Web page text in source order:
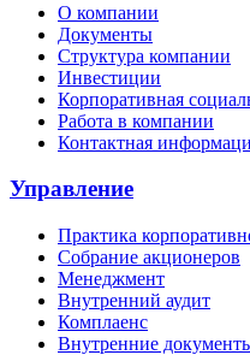
О компании
Документы
Структура компании
Инвестиции
Корпоративная
Работа в компании
Контактная
Управление
Практика
Собрание акционеров
Менеджмент
Внутренний аудит
Комплаенс
Внутренние